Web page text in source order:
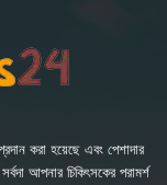
করা হয়েছে এবং পেশাদার
আপনার চিকিৎসকের পরামর্শ